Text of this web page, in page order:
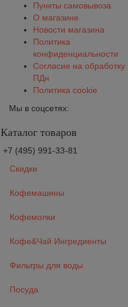
Пункты самовывоза
О магазине
Новости магазина
Политика
конфиденциальности
Согласие на обработку
ПДн
Политика cookie
Мы в соцсетях:
Каталог товаров
+7 (495) 991-33-81
Скидки
Кофемашины
Кофемолки
Кофе&Чай Ингредиенты
Фильтры для воды
Посуда